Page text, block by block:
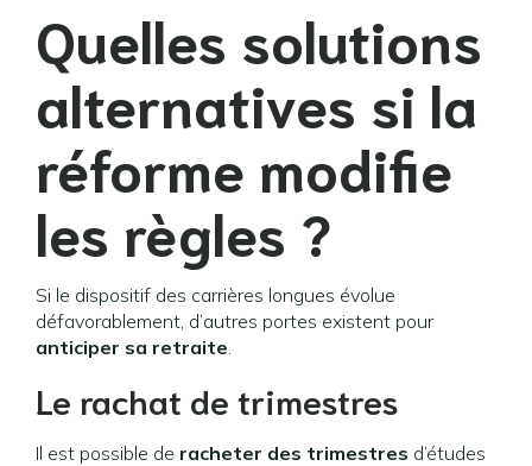
Quelles solutions
alternatives si la
réforme modifie
les règles ?
Si le dispositif des carrières longues évolue
défavorablement, d’autres portes existent pour
anticiper sa retraite.
Le rachat de trimestres
Il est possible de racheter des trimestres d’études